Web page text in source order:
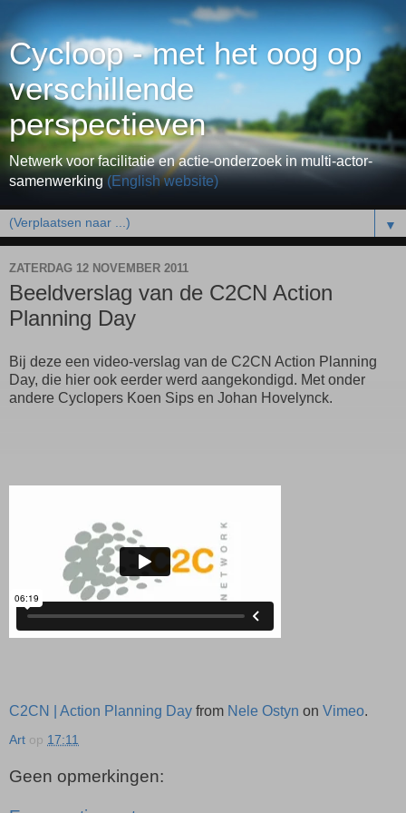
Cycloop - met het oog op
verschillende
perspectieven
Netwerk voor facilitatie en actie-onderzoek in multi-actor-
samenwerking (English website)
▼
ZATERDAG 12 NOVEMBER 2011
Beeldverslag van de C2CN Action
Planning Day
Bij deze een video-verslag van de C2CN Action Planning
Day, die hier ook eerder werd aangekondigd. Met onder
andere Cyclopers Koen Sips en Johan Hovelynck.
C2CN | Action Planning Day from Nele Ostyn on Vimeo.
Art op 17:11
Geen opmerkingen: